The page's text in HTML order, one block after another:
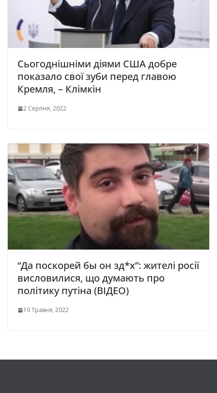
Сьогоднішніми діями США добре
показало свої зуби перед главою
Кремля, – Клімкін
2 Серпня, 2022
“Да поскорей бы он зд*х”: жителі росії
висловилися, що думають про
політику путіна (ВІДЕО)
19 Травня, 2022